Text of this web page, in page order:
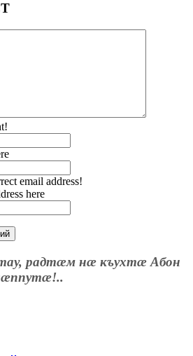
email address!
here
радтæм нæ къухтæ Абон